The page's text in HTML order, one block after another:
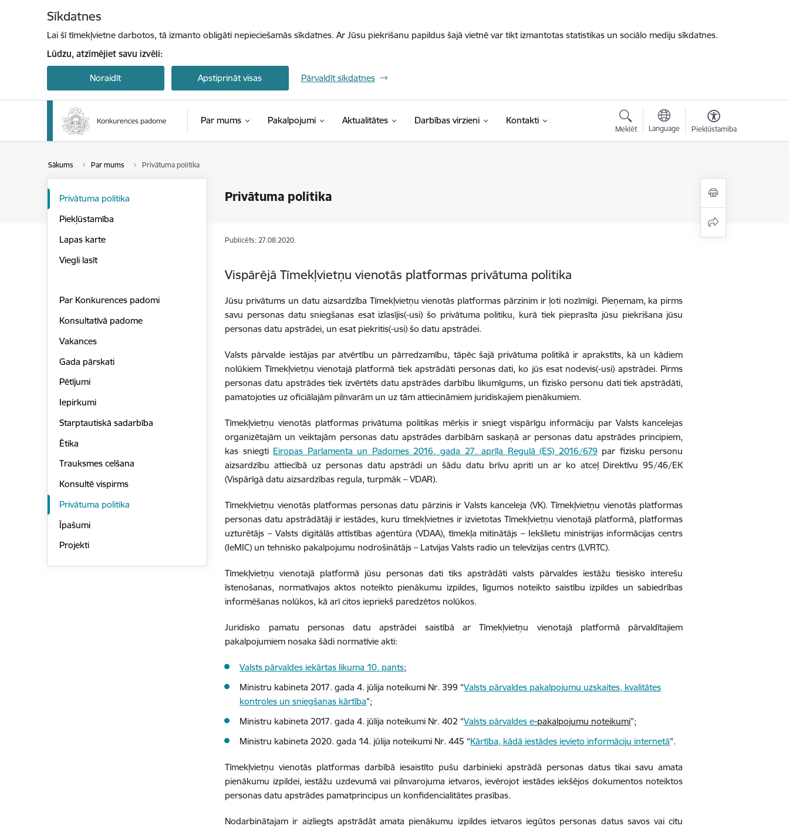
Sīkdatnes
Lai šī tīmekļvietne darbotos, tā izmanto obligāti nepieciešamās sīkdatnes. Ar Jūsu piekrišanu papildus šajā vietnē var tikt izmantotas statistikas un sociālo mediju sīkdatnes.
Lūdzu, atzīmējiet savu izvēli:
Noraidīt Apstiprināt visas Pārvaldīt sīkdatnes
Par mums Pakalpojumi Aktualitātes Darbības virzieni Kontakti
Meklēt Language Piekļūstamība
Sākums Par mums Privātuma politika
Privātuma politika
Privātuma politika
Piekļūstamība
Lapas karte
Viegli lasīt
Par Konkurences padomi
Konsultatīvā padome
Vakances
Gada pārskati
Pētījumi
Iepirkumi
Starptautiskā sadarbība
Ētika
Trauksmes celšana
Konsultē vispirms
Privātuma politika
Īpašumi
Projekti
Publicēts: 27.08.2020.
Vispārējā Tīmekļvietņu vienotās platformas privātuma politika
Jūsu privātums un datu aizsardzība Tīmekļvietņu vienotās platformas pārzinim ir ļoti nozīmīgi. Pieņemam, ka pirms
savu personas datu sniegšanas esat izlasījis(-usi) šo privātuma politiku, kurā tiek pieprasīta jūsu piekrišana jūsu
personas datu apstrādei, un esat piekritis(-usi) šo datu apstrādei.
Valsts pārvalde iestājas par atvērtību un pārredzamību, tāpēc šajā privātuma politikā ir aprakstīts, kā un kādiem
nolūkiem Tīmekļvietņu vienotajā platformā tiek apstrādāti personas dati, ko jūs esat nodevis(-usi) apstrādei. Pirms
personas datu apstrādes tiek izvērtēts datu apstrādes darbību likumīgums, un fizisko personu dati tiek apstrādāti,
pamatojoties uz oficiālajām pilnvarām un uz tām attiecināmiem juridiskajiem pienākumiem.
Tīmekļvietņu vienotās platformas privātuma politikas mērķis ir sniegt vispārīgu informāciju par Valsts kancelejas
organizētajām un veiktajām personas datu apstrādes darbībām saskaņā ar personas datu apstrādes principiem,
kas sniegti Eiropas Parlamenta un Padomes 2016. gada 27. aprīļa Regulā (ES) 2016/679 par fizisku personu
aizsardzību attiecībā uz personas datu apstrādi un šādu datu brīvu apriti un ar ko atceļ Direktīvu 95/46/EK
(Vispārīgā datu aizsardzības regula, turpmāk – VDAR).
Tīmekļvietņu vienotās platformas personas datu pārzinis ir Valsts kanceleja (VK). Tīmekļvietņu vienotās platformas
personas datu apstrādātāji ir iestādes, kuru tīmekļvietnes ir izvietotas Tīmekļvietņu vienotajā platformā, platformas
uzturētājs – Valsts digitālās attīstības aģentūra (VDAA), tīmekļa mitinātājs – Iekšlietu ministrijas informācijas centrs
(IeMIC) un tehnisko pakalpojumu nodrošinātājs – Latvijas Valsts radio un televīzijas centrs (LVRTC).
Tīmekļvietņu vienotajā platformā jūsu personas dati tiks apstrādāti valsts pārvaldes iestāžu tiesisko interešu
īstenošanas, normatīvajos aktos noteikto pienākumu izpildes, līgumos noteikto saistību izpildes un sabiedrības
informēšanas nolūkos, kā arī citos iepriekš paredzētos nolūkos.
Juridisko pamatu personas datu apstrādei saistībā ar Tīmekļvietņu vienotajā platformā pārvaldītajiem
pakalpojumiem nosaka šādi normatīvie akti:
Valsts pārvaldes iekārtas likuma 10. pants;
Ministru kabineta 2017. gada 4. jūlija noteikumi Nr. 399 “Valsts pārvaldes pakalpojumu uzskaites, kvalitātes
kontroles un sniegšanas kārtība”;
Ministru kabineta 2017. gada 4. jūlija noteikumi Nr. 402 “Valsts pārvaldes e-pakalpojumu noteikumi”;
Ministru kabineta 2020. gada 14. jūlija noteikumi Nr. 445 “Kārtība, kādā iestādes ievieto informāciju internetā”.
Tīmekļvietņu vienotās platformas darbībā iesaistīto pušu darbinieki apstrādā personas datus tikai savu amata
pienākumu izpildei, iestāžu uzdevumā vai pilnvarojuma ietvaros, ievērojot iestādes iekšējos dokumentos noteiktos
personas datu apstrādes pamatprincipus un konfidencialitātes prasības.
Nodarbinātajam ir aizliegts apstrādāt amata pienākumu izpildes ietvaros iegūtos personas datus savos vai citu